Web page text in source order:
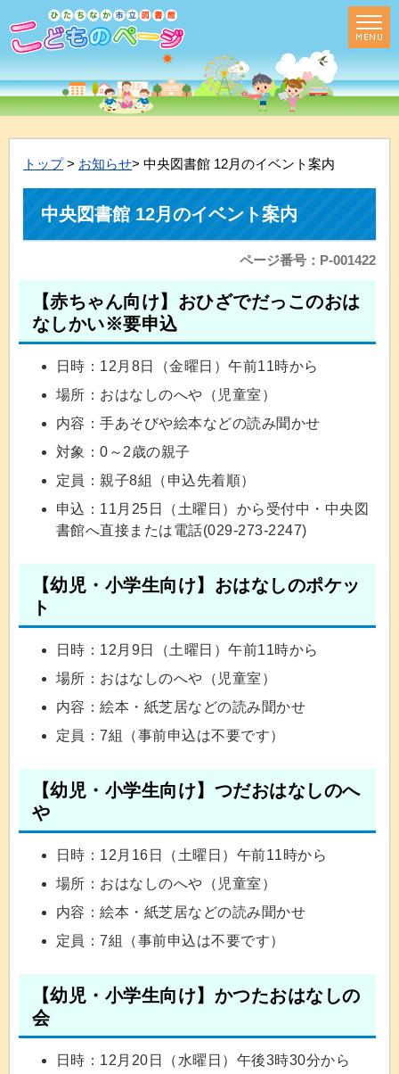
トップ> お知らせ> 中央図書館 12月のイベント案内
中央図書館 12月のイベント案内
ページ番号：P-001422
【赤ちゃん向け】おひざでだっこのおは
なしかい※要申込
日時：12月8日（金曜日）午前11時から
場所：おはなしのへや（児童室）
内容：手あそびや絵本などの読み聞かせ
対象：0～2歳の親子
定員：親子8組（申込先着順）
申込：11月25日（土曜日）から受付中・中央図
書館へ直接または電話(029-273-2247)
【幼児・小学生向け】おはなしのポケッ
ト
日時：12月9日（土曜日）午前11時から
場所：おはなしのへや（児童室）
内容：絵本・紙芝居などの読み聞かせ
定員：7組（事前申込は不要です）
【幼児・小学生向け】つだおはなしのへ
や
日時：12月16日（土曜日）午前11時から
場所：おはなしのへや（児童室）
内容：絵本・紙芝居などの読み聞かせ
定員：7組（事前申込は不要です）
【幼児・小学生向け】かつたおはなしの
会
日時：12月20日（水曜日）午後3時30分から